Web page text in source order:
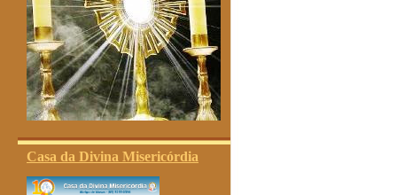
Casa da Divina Misericórdia